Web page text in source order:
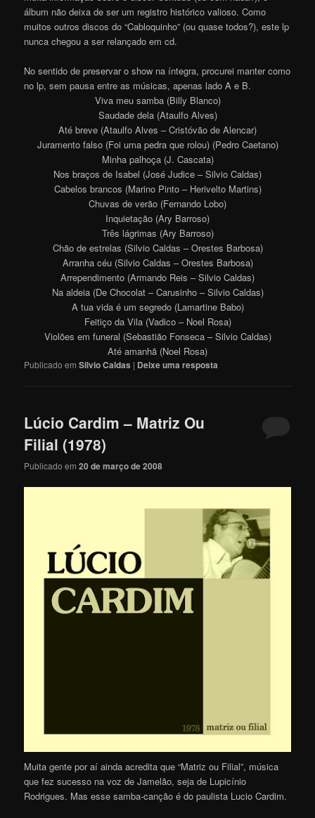
álbum não deixa de ser um registro histórico valioso. Como
muitos outros discos do “Cabloquinho” (ou quase todos?), este lp
nunca chegou a ser relançado em cd.
No sentido de preservar o show na íntegra, procurei manter como
no lp, sem pausa entre as músicas, apenas lado A e B.
Viva meu samba (Billy Blanco)
Saudade dela (Ataulfo Alves)
Até breve (Ataulfo Alves – Cristóvão de Alencar)
Juramento falso (Foi uma pedra que rolou) (Pedro Caetano)
Minha palhoça (J. Cascata)
Nos braços de Isabel (José Judice – Silvio Caldas)
Cabelos brancos (Marino Pinto – Herivelto Martins)
Chuvas de verão (Fernando Lobo)
Inquietação (Ary Barroso)
Três lágrimas (Ary Barroso)
Chão de estrelas (Silvio Caldas – Orestes Barbosa)
Arranha céu (Silvio Caldas – Orestes Barbosa)
Arrependimento (Armando Reis – Silvio Caldas)
Na aldeia (De Chocolat – Carusinho – Silvio Caldas)
A tua vida é um segredo (Lamartine Babo)
Feitiço da Vila (Vadico – Noel Rosa)
Violões em funeral (Sebastião Fonseca – Silvio Caldas)
Até amanhã (Noel Rosa)
Publicado em Silvio Caldas | Deixe uma resposta
Lúcio Cardim – Matriz Ou
Filial (1978)
Publicado em20 de março de 2008
Muita gente por aí ainda acredita que “Matriz ou Filial”, música
que fez sucesso na voz de Jamelão, seja de Lupicínio
Rodrigues. Mas esse samba-canção é do paulista Lucio Cardim.